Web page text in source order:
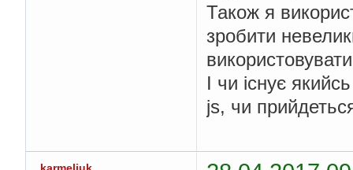
Також я
зробити
І чи існує
js, чи
karmeljuk